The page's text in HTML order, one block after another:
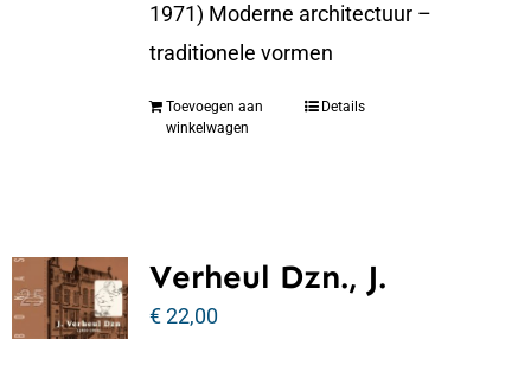
1971) Moderne architectuur –
traditionele vormen
Toevoegen aan
winkelwagen
Details
Verheul Dzn., J.
€22,00